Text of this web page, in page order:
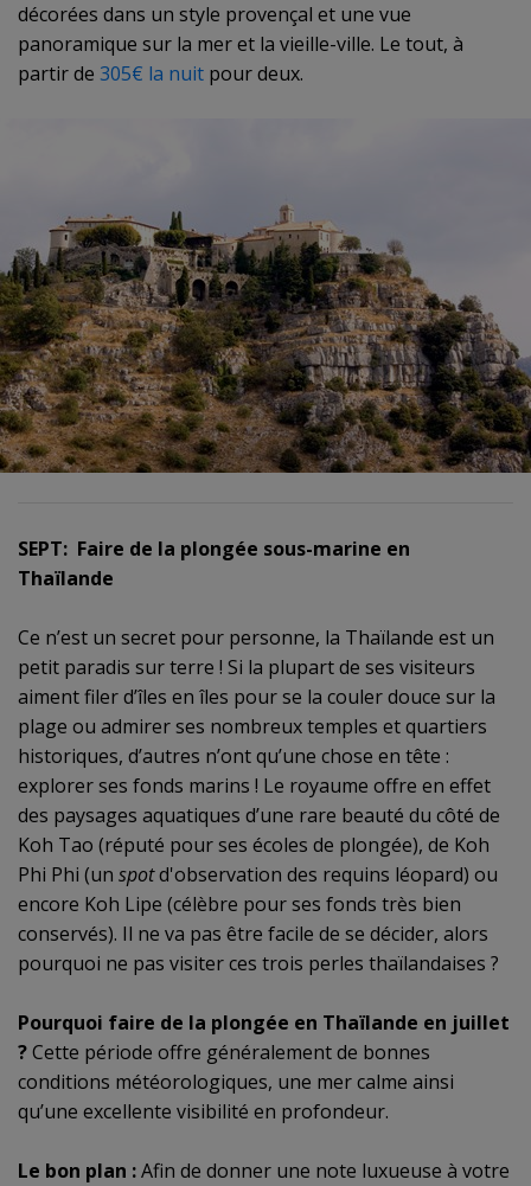
décorées dans un style provençal et une vue
panoramique sur la mer et la vieille-ville. Le tout, à
partir de 305€ la nuit pour deux.
SEPT: Faire de la plongée sous-marine en
Thaïlande
Ce n’est un secret pour personne, la Thaïlande est un
petit paradis sur terre ! Si la plupart de ses visiteurs
aiment filer d’îles en îles pour se la couler douce sur la
plage ou admirer ses nombreux temples et quartiers
historiques, d’autres n’ont qu’une chose en tête :
explorer ses fonds marins ! Le royaume offre en effet
des paysages aquatiques d’une rare beauté du côté de
Koh Tao (réputé pour ses écoles de plongée), de Koh
Phi Phi (un spotd'observation des requins léopard) ou
encore Koh Lipe (célèbre pour ses fonds très bien
conservés). Il ne va pas être facile de se décider, alors
pourquoi ne pas visiter ces trois perles thaïlandaises ?
Pourquoi faire de la plongée en Thaïlande en juillet
?Cette période offre généralement de bonnes
conditions météorologiques, une mer calme ainsi
qu’une excellente visibilité en profondeur.
Le bon plan :Afin de donner une note luxueuse à votre